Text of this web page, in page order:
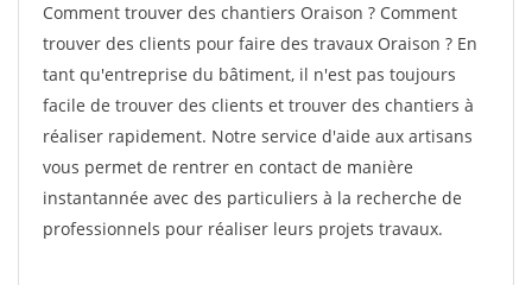
Comment trouver des chantiers Oraison ? Comment
trouver des clients pour faire des travaux Oraison ? En
tant qu'entreprise du bâtiment, il n'est pas toujours
facile de trouver des clients et trouver des chantiers à
réaliser rapidement. Notre service d'aide aux artisans
vous permet de rentrer en contact de manière
instantannée avec des particuliers à la recherche de
professionnels pour réaliser leurs projets travaux.